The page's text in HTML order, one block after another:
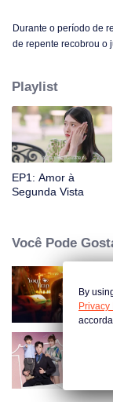
Durante o período de
de repente recobrou o
charme especial de
cooperar e lutar contra
voltam a ficar juntos
Playlist
EP1: Amor à
Segunda Vista
Você Pode
By
Privacy